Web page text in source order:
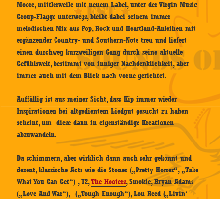
Moore, mittlerweile mit neuem Label, unter der Virgin Music
Group-Flagge unterwegs, bleibt dabei seinem immer
melodischen Mix aus Pop, Rock und Heartland-Anleihen mit
ergänzender Country- und Southern-Note treu und liefert
einen durchweg kurzweiligen Gang durch seine aktuelle
Gefühlswelt, bestimmt von inniger Nachdenklichkeit, aber
immer auch mit dem Blick nach vorne gerichtet.
Auffällig ist aus meiner Sicht, dass Kip immer wieder
Inspirationen bei altgedientem Liedgut gesucht zu haben
scheint, um diese dann in eigenständige Kreationen
abzuwandeln.
Da schimmern, aber wirklich dann auch sehr gekonnt und
dezent, klassische Acts wie die Stones („Pretty Horses“, „Take
What You Can Get“) , U2,The Hooters, Smokie, Bryan Adams
(„Love And War“), („Tough Enough“), Lou Reed („Livin‘